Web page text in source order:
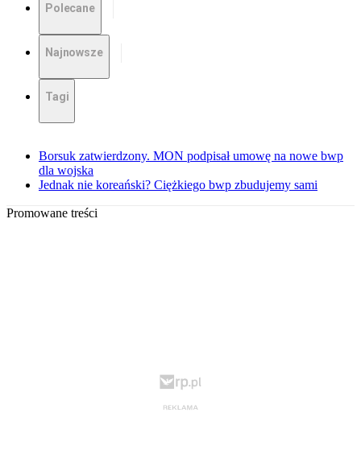
Polecane
Najnowsze
Tagi
Borsuk zatwierdzony. MON podpisał umowę na nowe bwp
dla wojska
Jednak nie koreański? Ciężkiego bwp zbudujemy sami
Promowane treści